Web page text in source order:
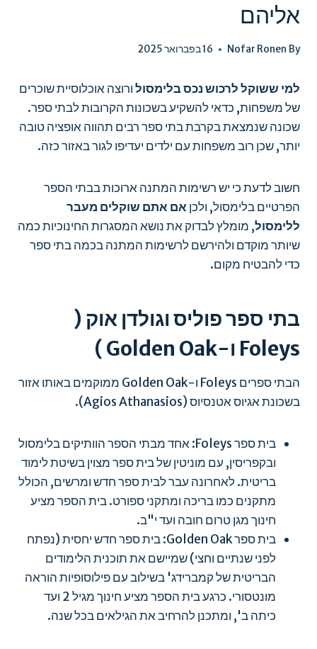
אליהם
By
Nofar Ronen 16 בפברואר 2025
למי ששוקל לרכוש נכס בלימסולורוצה אוכלוסיית שוכרים
של משפחות, כדאי להשקיע בשכונות הקרובות לבתי ספר.
שכונה שנמצאת בקרבת בתי ספר רבים תהווה אופציה טובה
יותר, שכן רוב משפחות עם ילדים יעדיפו לגור באזור כזה.
חשוב לדעת כי יש רשימות המתנה ארוכות בבתי הספר
הפרטיים בלימסול, ולכן אם אתם שוקלים מעבר
ללימסול, מומלץ לבדוק את נושא המסגרות החינוכיות כמה
שיותר מוקדם ולהירשם לרשימות המתנה בכמה בתי ספר
כדי להבטיח מקום.
בתי ספר פוליס וגולדן אוק (
Foleys ו-Golden Oak )
הבתי ספרים Foleys ו-Golden Oak ממוקמים באותו אזור
בשכונת אגיוס אטנסיוס (Agios Athanasios).
בית ספר Foleys: אחד מבתי הספר הוותיקים בלימסול
ובקפריסין, עם מוניטין של בית ספר מצוין בשיטת לימוד
בריטית. לאחרונה עבר לבית ספר חדש ומרשים, הכולל
מתקנים כמו בריכה ומתקני ספורט. בית הספר מציע
חינוך מגן טרום חובה ועד י"ב.
בית ספר Golden Oak: בית ספר חדש יחסית (נפתח
לפני שנתיים וחצי) שמיישם את תוכנית הלימודים
הבריטית של קמברידג' בשילוב עם פילוסופיות הוראה
מונטסורי. כרגע בית הספר מציע חינוך מגיל 2 ועד
כיתה ב', ומתכנן להרחיב את הגילאים בכל שנה.